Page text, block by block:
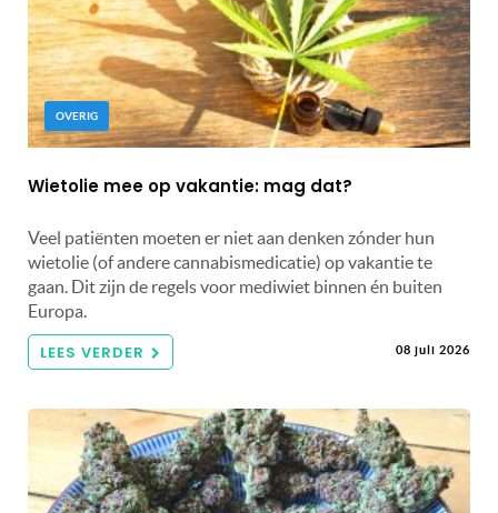
OVERIG
Wietolie mee op vakantie: mag dat?
Veel patiënten moeten er niet aan denken zónder hun
wietolie (of andere cannabismedicatie) op vakantie te
gaan. Dit zijn de regels voor mediwiet binnen én buiten
Europa.
LEES VERDER 08 juli 2026